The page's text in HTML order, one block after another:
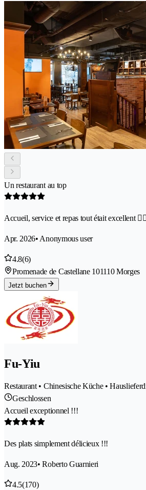
Un restaurant au top
Accueil, service et repas tout était excellent 👌🏻
Apr. 2026• Anonymous user
4.8(6)
Promenade de Castellane 101110 Morges
Jetzt buchen
Fu-Yiu
Restaurant • Chinesische Küche •
Geschlossen
Accueil exceptionnel !!!
Des plats simplement délicieux !!!
Aug. 2023• Roberto Guarnieri
4.5(170)